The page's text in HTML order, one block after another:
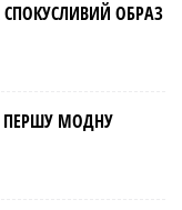
СПОКУСЛИВИЙ ОБРАЗ
ПЕРШУ МОДНУ